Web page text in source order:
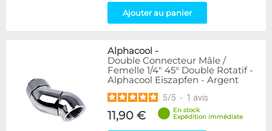
Ajouter au panier
Alphacool -
Double Connecteur Mâle /
Femelle 1/4" 45° Double Rotatif -
Alphacool Eiszapfen - Argent
5/5 - 1 avis
11,90 €
En stock
Expédition immédiate